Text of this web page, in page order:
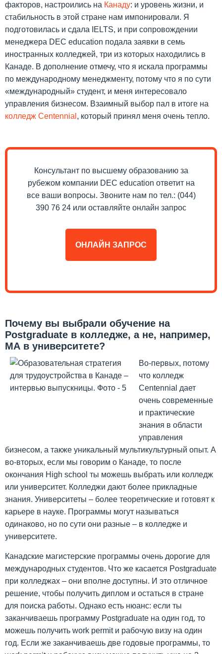
факторов, настроились на Канаду: и уровень жизни, и
стабильность в этой стране нам импонировали. Я
подготовилась и сдала IELTS, и при сопровождении
менеджера DEC education подала заявки в семь
иностранных колледжей, три из которых находились в
Канаде. В дополнение отмечу, что я искала программы
по международному менеджменту, потому что я по сути
«международный» студент, и меня интересовало
управления бизнесом. Взаимный выбор пал в итоге на
колледж Centennial , который принял меня очень тепло.
Консультант по высшему образованию за
рубежом компании DEC education ответит на
все ваши вопросы. Звоните нам по тел.: (044)
390 76 24 или оставляйте онлайн запрос
ОНЛАЙН ЗАПРОС
Почему вы выбрали обучение на
Postgraduate в колледже, а не, например,
МА в университете?
Во-первых, потому
что колледж
Centennial дает
очень современные
и практические
знания в области
управления
бизнесом, а также уникальный мультикультурный опыт. А
во-вторых, если мы говорим о Канаде, то после
окончания High school ты можешь выбрать или колледж
или университет. Колледжи дают более прикладные
знания. Университеты – более теоретические и готовят к
карьере в науке. Программы могут называться
одинаково, но по сути они разные – в колледже и
университете.
Канадские магистерские программы очень дорогие для
международных студентов. Что же касается Postgraduate
при колледжах – они вполне доступны. И это отличное
решение, чтобы получить диплом и остаться в стране
для поиска работы. Однако есть нюанс: если ты
заканчиваешь программу Postgraduate на один год, то
можешь получить work permit и рабочую визу на один
год. Если же заканчиваешь две годовые программы, то